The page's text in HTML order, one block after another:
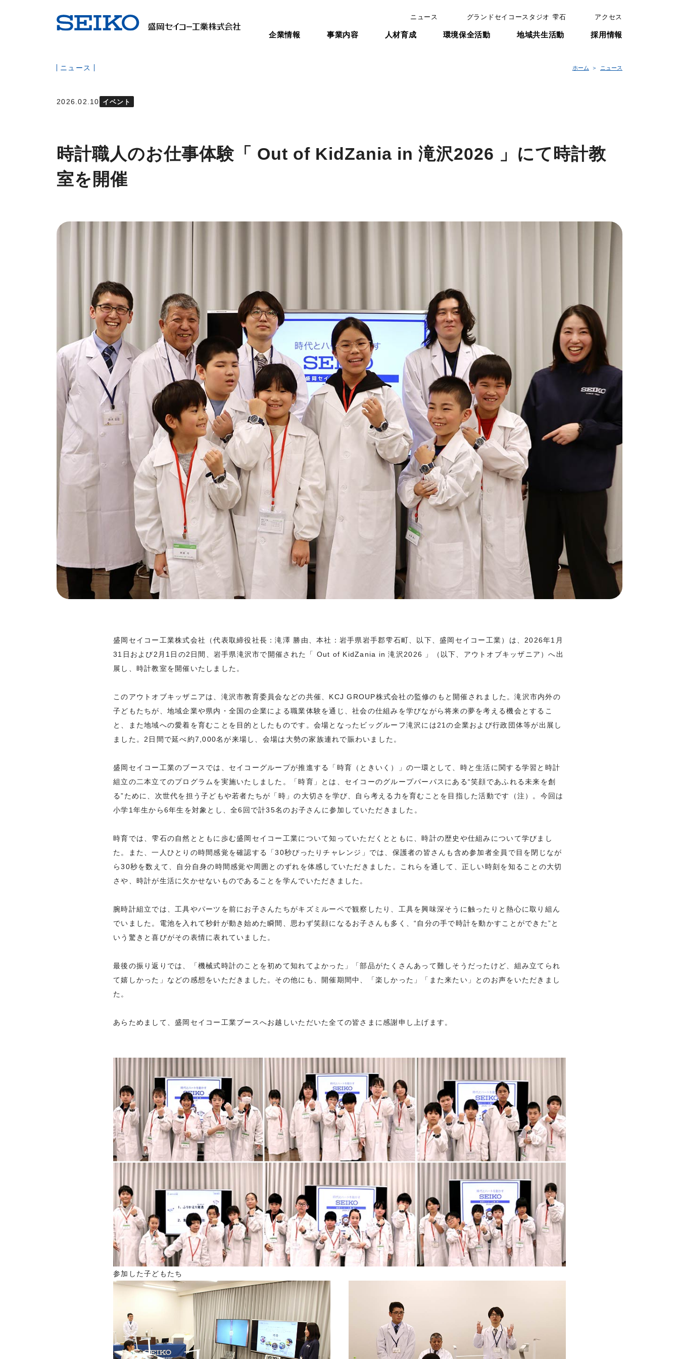
ニュース グランドセイコースタジオ 雫石 アクセス
企業情報 事業内容 人材育成 環境保全活動 地域共生活動 採用情報
ニュース ホーム ニュース
2026.02.10 イベント
時計職人のお仕事体験「 Out of KidZania in 滝沢2026 」にて時計教
室を開催
盛岡セイコー工業株式会社（代表取締役社長：滝澤 勝由、本社：岩手県岩手郡雫石町、以下、盛岡セイコー工業）は、2026年1月
31日および2月1日の2日間、岩手県滝沢市で開催された「 Out of KidZania in 滝沢2026 」（以下、アウトオブキッザニア）へ出
展し、時計教室を開催いたしました。
このアウトオブキッザニアは、滝沢市教育委員会などの共催、KCJ GROUP株式会社の監修のもと開催されました。滝沢市内外の
子どもたちが、地域企業や県内・全国の企業による職業体験を通じ、社会の仕組みを学びながら将来の夢を考える機会とするこ
と、また地域への愛着を育むことを目的としたものです。会場となったビッグルーフ滝沢には21の企業および行政団体等が出展し
ました。2日間で延べ約7,000名が来場し、会場は大勢の家族連れで賑わいました。
盛岡セイコー工業のブースでは、セイコーグループが推進する「時育（ときいく）」の一環として、時と生活に関する学習と時計
組立の二本立てのプログラムを実施いたしました。「時育」とは、セイコーのグループパーパスにある“笑顔であふれる未来を創
る”ために、次世代を担う子どもや若者たちが「時」の大切さを学び、自ら考える力を育むことを目指した活動です（注）。今回は
小学1年生から6年生を対象とし、全6回で計35名のお子さんに参加していただきました。
時育では、雫石の自然とともに歩む盛岡セイコー工業について知っていただくとともに、時計の歴史や仕組みについて学びまし
た。また、一人ひとりの時間感覚を確認する「30秒ぴったりチャレンジ」では、保護者の皆さんも含め参加者全員で目を閉じなが
ら30秒を数えて、自分自身の時間感覚や周囲とのずれを体感していただきました。これらを通して、正しい時刻を知ることの大切
さや、時計が生活に欠かせないものであることを学んでいただきました。
腕時計組立では、工具やパーツを前にお子さんたちがキズミルーペで観察したり、工具を興味深そうに触ったりと熱心に取り組ん
でいました。電池を入れて秒針が動き始めた瞬間、思わず笑顔になるお子さんも多く、“自分の手で時計を動かすことができた”と
いう驚きと喜びがその表情に表れていました。
最後の振り返りでは、「機械式時計のことを初めて知れてよかった」「部品がたくさんあって難しそうだったけど、組み立てられ
て嬉しかった」などの感想をいただきました。その他にも、開催期間中、「楽しかった」「また来たい」とのお声をいただきまし
た。
あらためまして、盛岡セイコー工業ブースへお越しいただいた全ての皆さまに感謝申し上げます。
参加した子どもたち